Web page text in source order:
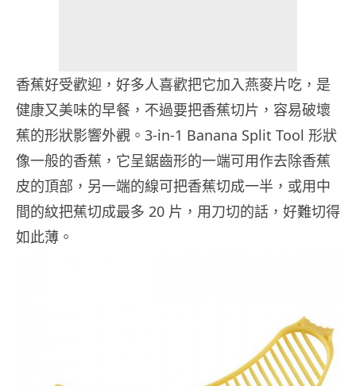
香蕉好受歡迎，好多人喜歡把它加入燕麥片吃，是
健康又美味的早餐，不過要把香蕉切片，容易破壞
蕉的形狀影響外觀。3-in-1 Banana Split Tool 形狀
像一般的香蕉，它呈鋸齒形的一端可用作去除香蕉
皮的頂部，另一端的線可把香蕉切成一半，或用中
間的紋把蕉切成最多 20 片，用刀切的話，好難切得
如此薄。